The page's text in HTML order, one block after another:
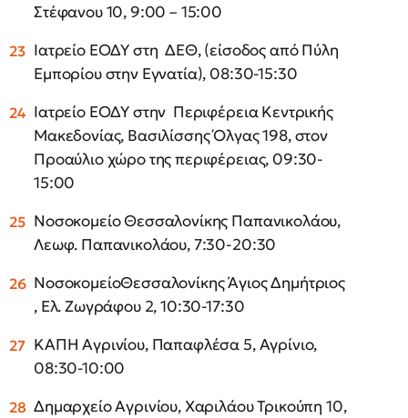
Στέφανου 10, 9:00 – 15:00
Ιατρείο ΕΟΔΥ στη ΔΕΘ, (είσοδος από Πύλη
Εμπορίου στην Εγνατία), 08:30-15:30
Ιατρείο ΕΟΔΥ στην Περιφέρεια Κεντρικής
Μακεδονίας, Βασιλίσσης Όλγας 198, στον
Προαύλιο χώρο της περιφέρειας, 09:30-
15:00
Νοσοκομείο Θεσσαλονίκης Παπανικολάου,
Λεωφ. Παπανικολάου, 7:30-20:30
ΝοσοκομείοΘεσσαλονίκης Άγιος Δημήτριος
, Ελ. Ζωγράφου 2, 10:30-17:30
ΚΑΠΗ Αγρινίου, Παπαφλέσα 5, Αγρίνιο,
08:30-10:00
Δημαρχείο Αγρινίου, Χαριλάου Τρικούπη 10,